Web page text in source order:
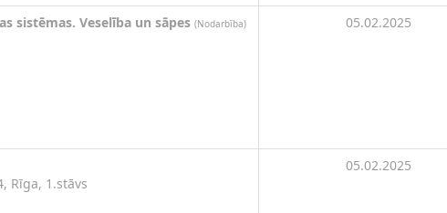
sistēmas. Veselība un sāpes (Nodarbība) 05.02.2025
Rīga, 1.stāvs
05.02.2025